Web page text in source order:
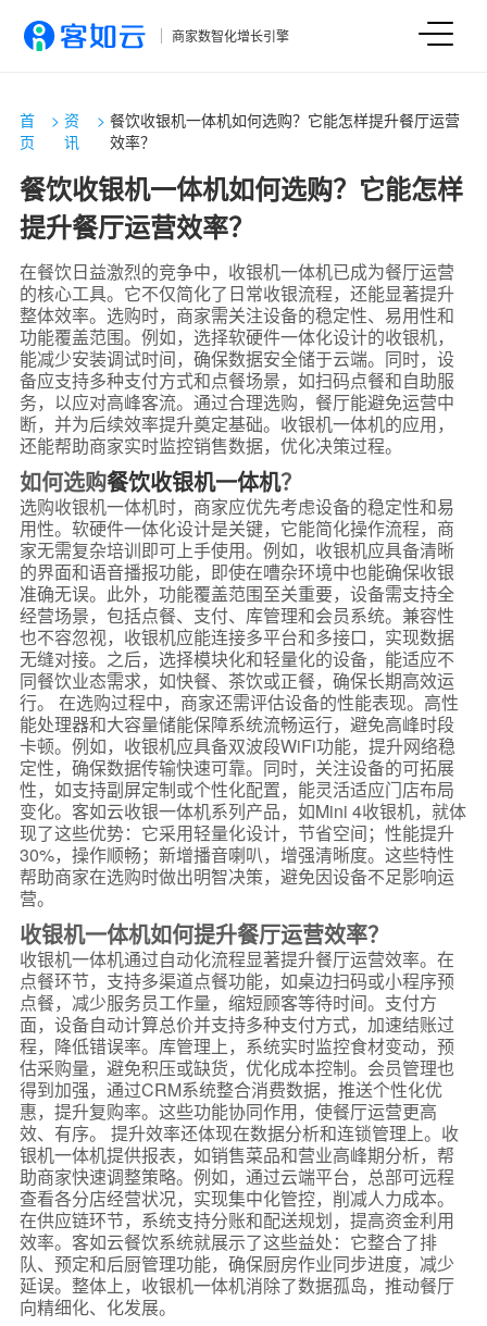
商家数智化增长引擎
首
页
>资
讯
> 餐饮收银机一体机如何选购？它能怎样提升餐厅运营
效率？
餐饮收银机一体机如何选购？它能怎样
提升餐厅运营效率？
在餐饮日益激烈的竞争中，收银机一体机已成为餐厅运营
的核心工具。它不仅简化了日常收银流程，还能显著提升
整体效率。选购时，商家需关注设备的稳定性、易用性和
功能覆盖范围。例如，选择软硬件一体化设计的收银机，
能减少安装调试时间，确保数据安全储于云端。同时，设
备应支持多种支付方式和点餐场景，如扫码点餐和自助服
务，以应对高峰客流。通过合理选购，餐厅能避免运营中
断，并为后续效率提升奠定基础。收银机一体机的应用，
还能帮助商家实时监控销售数据，优化决策过程。
如何选购餐饮收银机一体机？
选购收银机一体机时，商家应优先考虑设备的稳定性和易
用性。软硬件一体化设计是关键，它能简化操作流程，商
家无需复杂培训即可上手使用。例如，收银机应具备清晰
的界面和语音播报功能，即使在嘈杂环境中也能确保收银
准确无误。此外，功能覆盖范围至关重要，设备需支持全
经营场景，包括点餐、支付、库管理和会员系统。兼容性
也不容忽视，收银机应能连接多平台和多接口，实现数据
无缝对接。之后，选择模块化和轻量化的设备，能适应不
同餐饮业态需求，如快餐、茶饮或正餐，确保长期高效运
行。 在选购过程中，商家还需评估设备的性能表现。高性
能处理器和大容量储能保障系统流畅运行，避免高峰时段
卡顿。例如，收银机应具备双波段WiFi功能，提升网络稳
定性，确保数据传输快速可靠。同时，关注设备的可拓展
性，如支持副屏定制或个性化配置，能灵活适应门店布局
变化。客如云收银一体机系列产品，如Mini 4收银机，就体
现了这些优势：它采用轻量化设计，节省空间；性能提升
30%，操作顺畅；新增播音喇叭，增强清晰度。这些特性
帮助商家在选购时做出明智决策，避免因设备不足影响运
营。
收银机一体机如何提升餐厅运营效率？
收银机一体机通过自动化流程显著提升餐厅运营效率。在
点餐环节，支持多渠道点餐功能，如桌边扫码或小程序预
点餐，减少服务员工作量，缩短顾客等待时间。支付方
面，设备自动计算总价并支持多种支付方式，加速结账过
程，降低错误率。库管理上，系统实时监控食材变动，预
估采购量，避免积压或缺货，优化成本控制。会员管理也
得到加强，通过CRM系统整合消费数据，推送个性化优
惠，提升复购率。这些功能协同作用，使餐厅运营更高
效、有序。 提升效率还体现在数据分析和连锁管理上。收
银机一体机提供报表，如销售菜品和营业高峰期分析，帮
助商家快速调整策略。例如，通过云端平台，总部可远程
查看各分店经营状况，实现集中化管控，削减人力成本。
在供应链环节，系统支持分账和配送规划，提高资金利用
效率。客如云餐饮系统就展示了这些益处：它整合了排
队、预定和后厨管理功能，确保厨房作业同步进度，减少
延误。整体上，收银机一体机消除了数据孤岛，推动餐厅
向精细化、化发展。